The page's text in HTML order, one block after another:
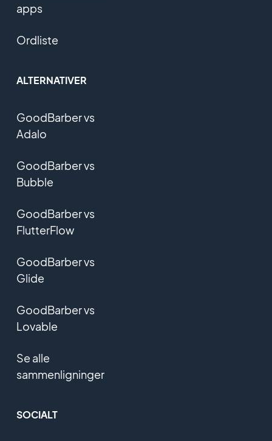
apps
Ordliste
ALTERNATIVER
GoodBarber vs
Adalo
GoodBarber vs
Bubble
GoodBarber vs
FlutterFlow
GoodBarber vs
Glide
GoodBarber vs
Lovable
Se alle
sammenligninger
SOCIALT